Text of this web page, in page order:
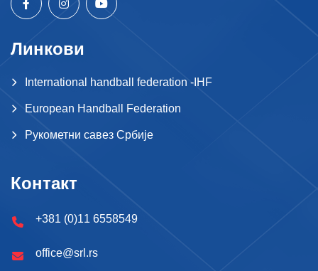
Линкови
International handball federation -IHF
European Handball Federation
Рукометни савез Србије
Контакт
+381 (0)11 6558549
office@srl.rs